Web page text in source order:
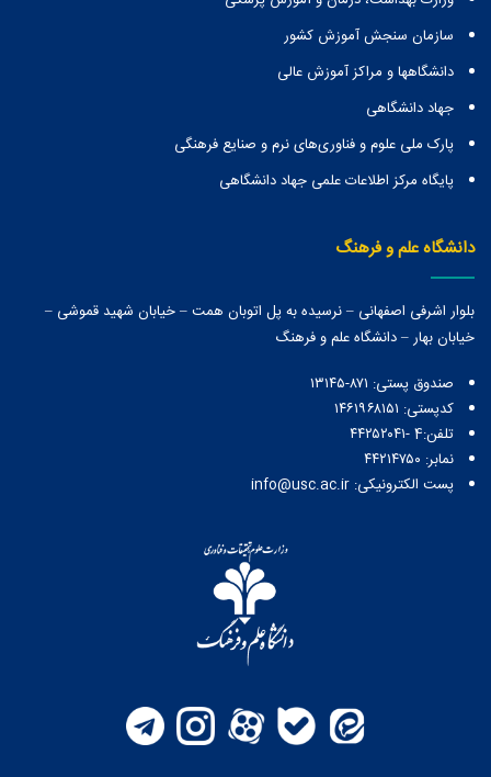
سازمان سنجش آموزش کشور
دانشگاهها و مراكز آموزش عالی
جهاد دانشگاهی
پارک ملی علوم و فناوری‌های نرم و صنایع فرهنگی
پایگاه مرکز اطلاعات علمی جهاد دانشگاهی
دانشگاه علم و فرهنگ
بلوار اشرفی اصفهانی – نرسیده به پل اتوبان همت – خیابان شهید قموشی –
خیابان بهار – دانشگاه علم و فرهنگ
صندوق پستی:‌ ۸۷۱-۱۳۱۴۵
کدپستی: ۱۴۶۱۹۶۸۱۵۱
تلفن:4 -۴۴۲۵۲۰۴۱
نمابر: ۴۴۲۱۴۷۵۰
پست الکترونیکی: info@usc.ac.ir